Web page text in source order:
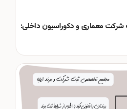
شرکت معماری و دکوراسیون داخلی: